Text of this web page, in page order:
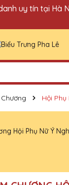
Danh An
uy tín tại Hà
Hội Phụ